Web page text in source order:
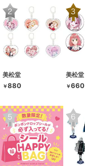
美松堂
￥880
美松堂
￥660